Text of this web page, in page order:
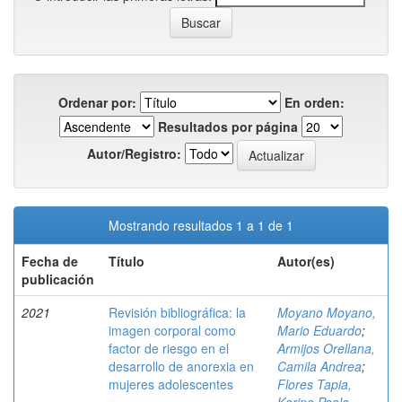
Ordenar por:
En orden:
Resultados por página
Autor/Registro:
Mostrando resultados 1 a 1 de 1
Fecha de
publicación
Título Autor(es)
2021
Revisión bibliográfica: la
imagen corporal como
factor de riesgo en el
desarrollo de anorexia en
mujeres adolescentes
Moyano Moyano,
Mario Eduardo;
Armijos Orellana,
Camila Andrea;
Flores Tapia,